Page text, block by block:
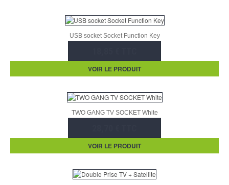
USB socket Socket Function Key
VOIR LE PRODUIT
TWO GANG TV SOCKET White
VOIR LE PRODUIT